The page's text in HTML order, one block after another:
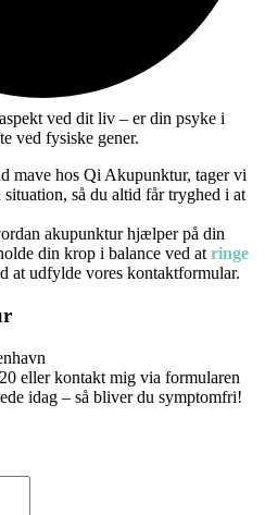
ved dit liv – er din psyke i
ved fysiske gener.
mave hos Qi Akupunktur, tager vi
så du altid får tryghed i at
akupunktur hjælper på din
din krop i balance ved at ringe
at udfylde vores kontaktformular.
eller kontakt mig via formularen
idag – så bliver du symptomfri!